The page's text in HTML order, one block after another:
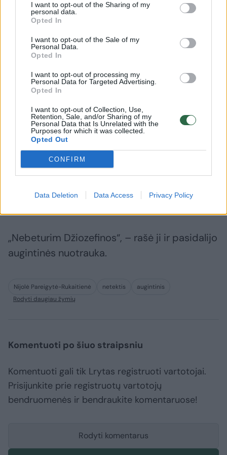
I want to opt-out of the Sharing of my
personal data.
Opted In
I want to opt-out of the Sale of my
Personal Data.
Opted In
I want to opt-out of processing my
Personal Data for Targeted Advertising.
Opted In
I want to opt-out of Collection, Use,
Retention, Sale, and/or Sharing of my
Personal Data that Is Unrelated with the
Purposes for which it was collected.
Opted Out
CONFIRM
Data Deletion Data Access Privacy Policy
Nijolę Pareigytę-Rukaitienę
lydi nesėkmės: po pakirtusios
ligos patyrė traumą
Nijolė
tramdo
Tačiau penktadienį socialiniame tinkle Nijolė
pranešė, skaudžią žinia, kad išgelbėti jūrų
„Nebeturim Džiozefinos“, – rašė ji ir pasidalijo
augintinės nuotrauka.
Nijolė Pareigytė-Rukaitienė netektis
augintinis
Rodyti daugiau žymių
Komentuoti po šiuo straipsniu
Komentuoti gali tik Lrytas registruoti vartotojai.
Prisijunkite prie registruotų vartotojų
bendruomenės ir bendraukite komentaruose!
Rodyti komentarus